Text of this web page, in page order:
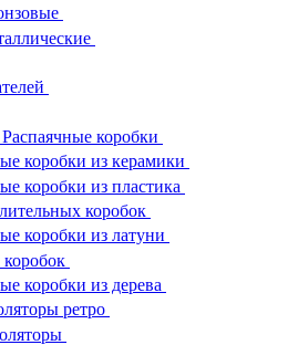
Распаячные коробки
коробки из керамики
коробки из пластика
коробок
коробки из латуни
коробки из дерева
ретро